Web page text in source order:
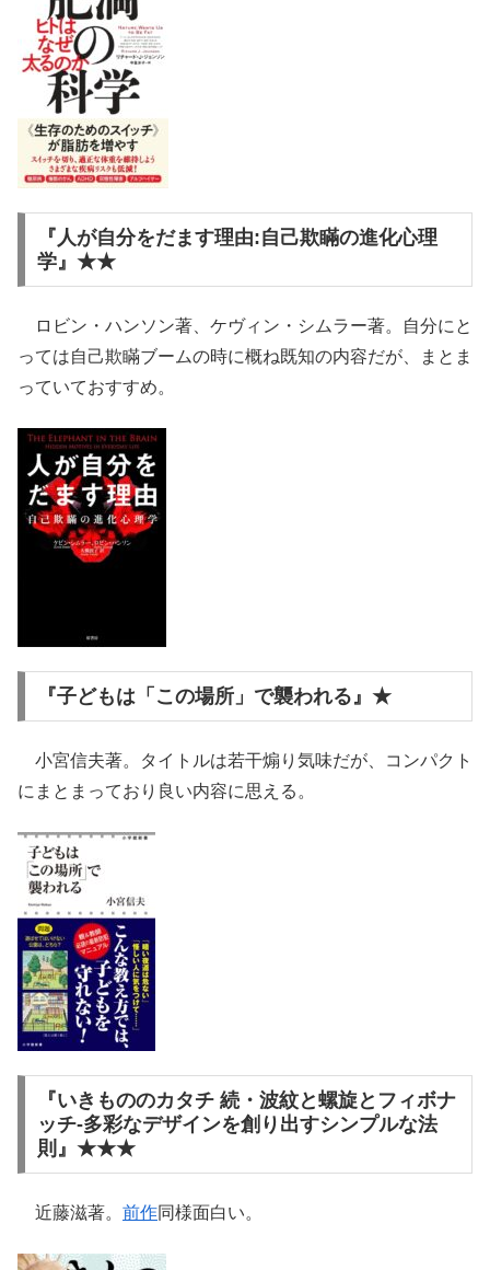
『人が自分をだます理由:自己欺瞞の進化心理
学』★★
ロビン・ハンソン著、ケヴィン・シムラー著。自分にと
っては自己欺瞞ブームの時に概ね既知の内容だが、まとま
っていておすすめ。
『子どもは「この場所」で襲われる』★
小宮信夫著。タイトルは若干煽り気味だが、コンパクト
にまとまっており良い内容に思える。
『いきもののカタチ 続・波紋と螺旋とフィボナ
ッチ-多彩なデザインを創り出すシンプルな法
則』★★★
近藤滋著。 前作 同様面白い。